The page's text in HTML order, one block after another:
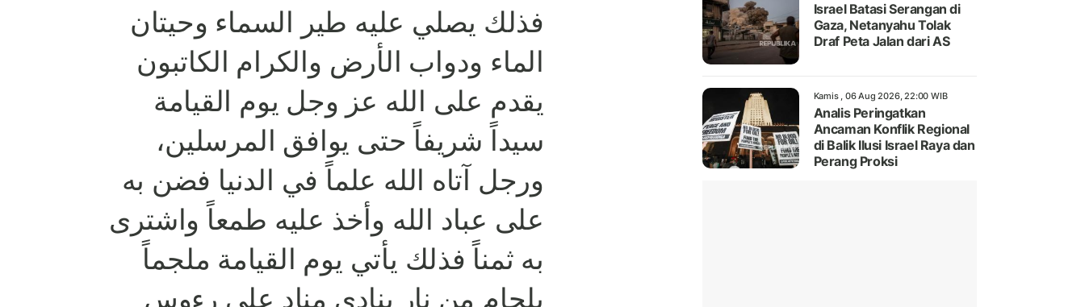
فذلك يصلي عليه طير السماء وحيتان
الماء ودواب الأرض والكرام الكاتبون
يقدم على الله عز وجل يوم القيامة
سيداً شريفاً حتى يوافق المرسلين،
ورجل آتاه الله علماً في الدنيا فضن به
على عباد الله وأخذ عليه طمعاً واشترى
به ثمناً فذلك يأتي يوم القيامة ملجماً
بلجام من نار ينادي مناد على رءوس
Israel Batasi Serangan di
Gaza, Netanyahu Tolak
Draf Peta Jalan dari AS
Kamis , 06 Aug 2026, 22:00 WIB
Analis Peringatkan
Ancaman Konflik Regional
di Balik Ilusi Israel Raya dan
Perang Proksi